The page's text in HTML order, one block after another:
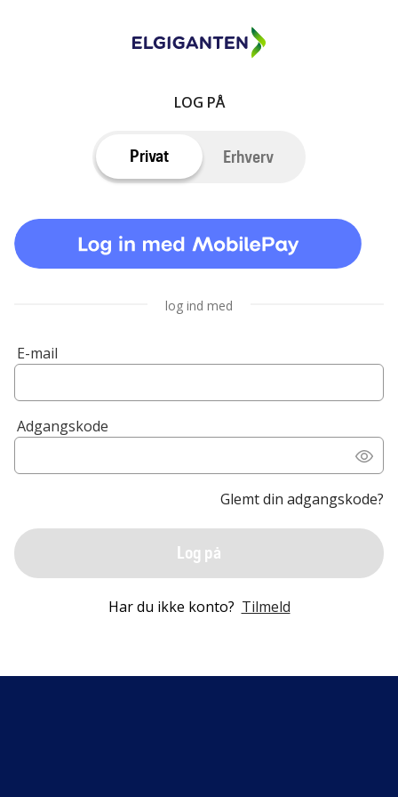
LOG PÅ
Privat Erhverv
log ind med
E-mail
Adgangskode
Glemt din adgangskode?
Log på
Har du ikke konto? Tilmeld